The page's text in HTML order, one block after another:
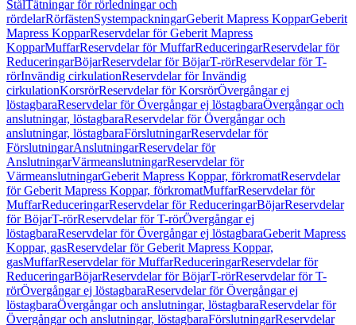
StålTätningar för rörledningar och
rördelarRörfästenSystempackningarGeberit Mapress KopparGeberit
Mapress KopparReservdelar för Geberit Mapress
KopparMuffarReservdelar för MuffarReduceringarReservdelar för
ReduceringarBöjarReservdelar för BöjarT-rörReservdelar för T-
rörInvändig cirkulationReservdelar för Invändig
cirkulationKorsrörReservdelar för KorsrörÖvergångar ej
löstagbaraReservdelar för Övergångar ej löstagbaraÖvergångar och
anslutningar, löstagbaraReservdelar för Övergångar och
anslutningar, löstagbaraFörslutningarReservdelar för
FörslutningarAnslutningarReservdelar för
AnslutningarVärmeanslutningarReservdelar för
VärmeanslutningarGeberit Mapress Koppar, förkromatReservdelar
för Geberit Mapress Koppar, förkromatMuffarReservdelar för
MuffarReduceringarReservdelar för ReduceringarBöjarReservdelar
för BöjarT-rörReservdelar för T-rörÖvergångar ej
löstagbaraReservdelar för Övergångar ej löstagbaraGeberit Mapress
Koppar, gasReservdelar för Geberit Mapress Koppar,
gasMuffarReservdelar för MuffarReduceringarReservdelar för
ReduceringarBöjarReservdelar för BöjarT-rörReservdelar för T-
rörÖvergångar ej löstagbaraReservdelar för Övergångar ej
löstagbaraÖvergångar och anslutningar, löstagbaraReservdelar för
Övergångar och anslutningar, löstagbaraFörslutningarReservdelar